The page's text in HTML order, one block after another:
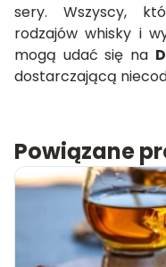
sery. Wszyscy,
rodzajów whisky i
mogą udać się na
dostarczającą
Powiązane